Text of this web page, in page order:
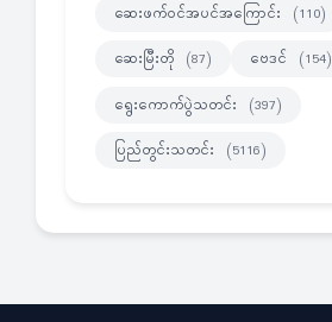
ဆေးဖက်ဝင်အပင်အကြောင်း (110)
ဆေးမြီးတို (87) ဗေဒင် (154)
ရွေးကောက်ပွဲသတင်း (397)
ပြည်တွင်းသတင်း (5116)